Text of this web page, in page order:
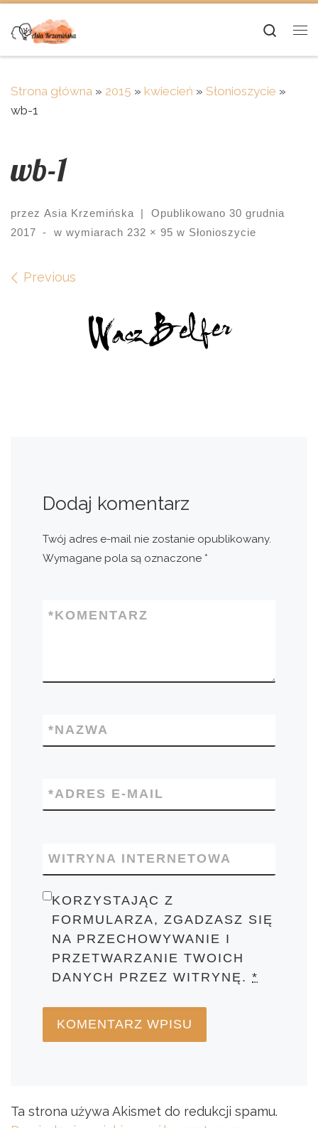
Skip to content
Strona główna » 2015 » kwiecień » Słonioszycie »
wb-1
wb-1
przez Asia Krzemińska | Opublikowano 30 grudnia
2017
- w wymiarach 232 × 95 w Słonioszycie
Images navigation
Previous
Dodaj komentarz
Twój adres e-mail nie zostanie opublikowany.
Wymagane pola są oznaczone *
KOMENTARZ
*
NAZWA
*
ADRES E-MAIL
*
WITRYNA INTERNETOWA
KORZYSTAJĄC Z
FORMULARZA, ZGADZASZ SIĘ
NA PRZECHOWYWANIE I
PRZETWARZANIE TWOICH
DANYCH PRZEZ WITRYNĘ.*
Ta strona używa Akismet do redukcji spamu.